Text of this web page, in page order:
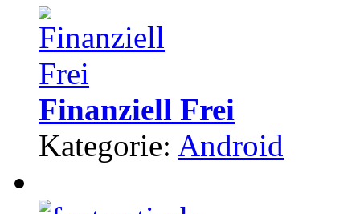
Finanziell Frei
Kategorie: Android